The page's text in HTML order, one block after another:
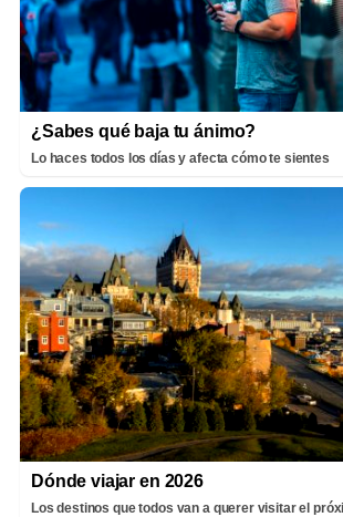
¿Sabes qué baja tu ánimo?
Lo haces todos los días y afecta cómo te sientes
Dónde viajar en 2026
Los destinos que todos van a querer visitar el